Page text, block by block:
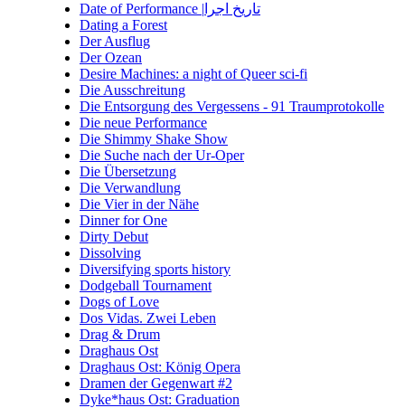
Date of Performance |تاریخ اجرا
Dating a Forest
Der Ausflug
Der Ozean
Desire Machines: a night of Queer sci-fi
Die Ausschreitung
Die Entsorgung des Vergessens - 91 Traumprotokolle
Die neue Performance
Die Shimmy Shake Show
Die Suche nach der Ur-Oper
Die Übersetzung
Die Verwandlung
Die Vier in der Nähe
Dinner for One
Dirty Debut
Dissolving
Diversifying sports history
Dodgeball Tournament
Dogs of Love
Dos Vidas. Zwei Leben
Drag & Drum
Draghaus Ost
Draghaus Ost: König Opera
Dramen der Gegenwart #2
Dyke*haus Ost: Graduation